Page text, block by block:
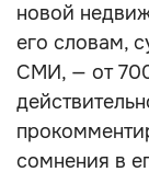
новой
его словам,
СМИ, — от
сомнения в